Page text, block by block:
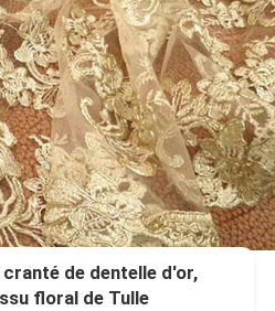
de dentelle d'or,
floral de Tulle